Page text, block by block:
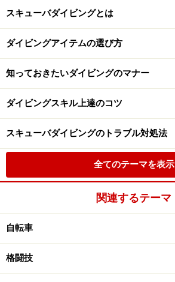
スキューバダイビングとは
ダイビングアイテムの選び方
知っておきたいダイビングのマナー
ダイビングスキル上達のコツ
スキューバダイビングのトラブル対処法
全てのテーマを表示
関連するテーマ
自転車
格闘技